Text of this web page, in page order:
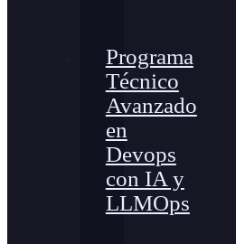
Programa
Técnico
Avanzado
en
Devops
con IA y
LLMOps